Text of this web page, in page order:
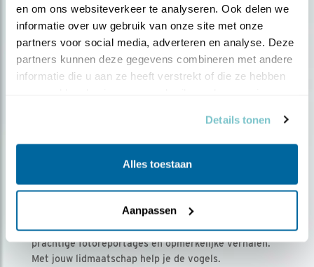
en om ons websiteverkeer te analyseren. Ook delen we
informatie over uw gebruik van onze site met onze
partners voor social media, adverteren en analyse. Deze
partners kunnen deze gegevens combineren met andere
informatie die u aan ze heeft verstrekt of die ze hebben
Details tonen
Alles toestaan
Aanpassen
Ontvang 5 x Vogels voor € 36,00 per jaar
Vogels is het tijdschrift voor onze leden, met
prachtige fotoreportages en opmerkelijke verhalen.
Met jouw lidmaatschap help je de vogels.